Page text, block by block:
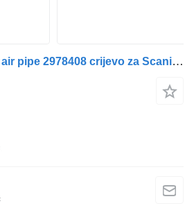
Scania Compressor air pipe 2978408 crijevo za Scania tegljača